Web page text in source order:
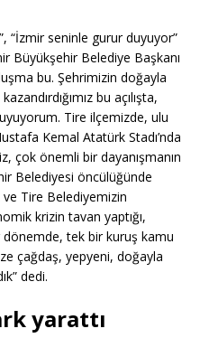
“İzmir seninle gurur duyuyor”
Büyükşehir Belediye Başkanı
bu. Şehrimizin doğayla
bu açılışta,
Tire ilçemizde, ulu
Kemal Atatürk Stadı’nda
çok önemli bir dayanışmanın
Belediyesi öncülüğünde
ve Tire Belediyemizin
krizin tavan yaptığı,
dönemde, tek bir kuruş kamu
çağdaş, yepyeni, doğayla
dedi.
yarattı